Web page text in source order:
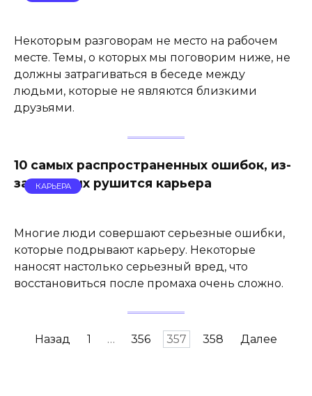
Некоторым разговорам не место на рабочем
месте. Темы, о которых мы поговорим ниже, не
должны затрагиваться в беседе между
людьми, которые не являются близкими
друзьями.
10 самых распространенных ошибок, из-
за которых рушится карьера
КАРЬЕРА
Многие люди совершают серьезные ошибки,
которые подрывают карьеру. Некоторые
наносят настолько серьезный вред, что
восстановиться после промаха очень сложно.
Навигация
Назад 1 … 356 357 358 Далее